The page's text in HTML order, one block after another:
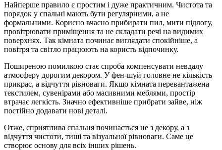
Найперше правило є простим і дуже практичним. Чистота та
порядок у спальні мають бути регулярними, а не
формальними. Корисно вчасно прибирати пил, мити підлогу,
провітрювати приміщення та не складати речі на видимих
поверхнях. Так кімната починає виглядати спокійніше, а
повітря та світло працюють на користь відпочинку.
Поширеною помилкою стає спроба компенсувати невдалу
атмосферу дорогим декором. У фен-шуй головне не кількість
прикрас, а відчуття рівноваги. Якщо кімната перевантажена
текстилем, сувенірами або масивними меблями, простір
втрачає легкість. Значно ефективніше прибрати зайве, ніж
постійно додавати нові деталі.
Отже, сприятлива спальня починається не з декору, а з
відчуття чистоти, тиші та візуальної рівноваги. Саме це
створює основу для всіх інших рішень.